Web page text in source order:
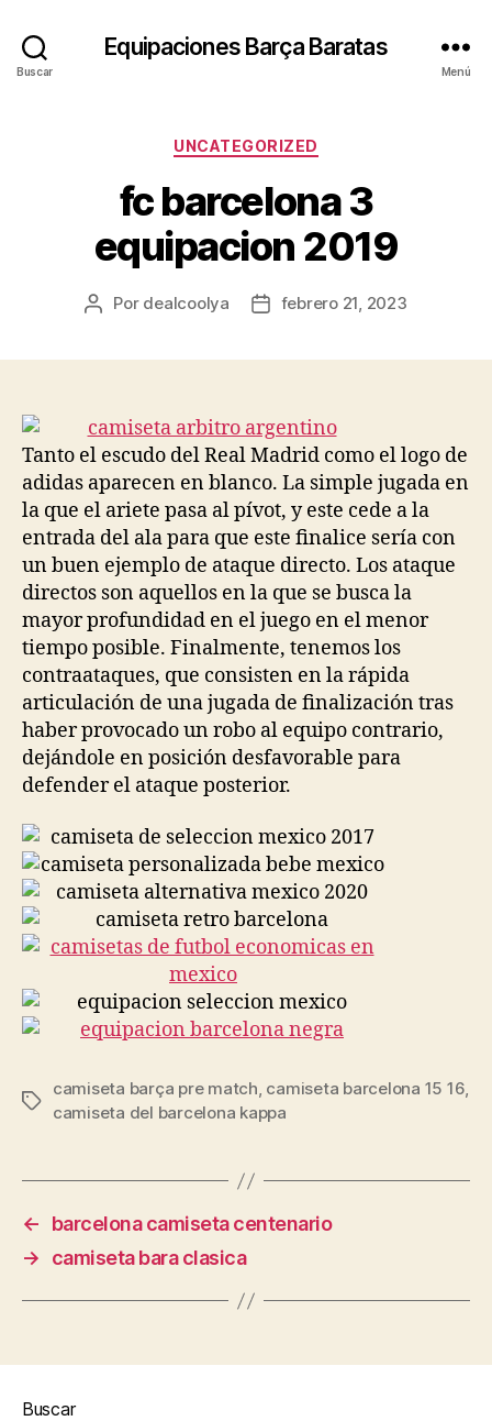
Buscar
Equipaciones Barça Baratas
Menú
Categorías
UNCATEGORIZED
fc barcelona 3
equipacion 2019
Autor
Por dealcoolya
Fechafebrero 21, 2023
Tanto el escudo del Real Madrid como el logo de
adidas aparecen en blanco. La simple jugada en
la que el ariete pasa al pívot, y este cede a la
entrada del ala para que este finalice sería con
un buen ejemplo de ataque directo. Los ataque
directos son aquellos en la que se busca la
mayor profundidad en el juego en el menor
tiempo posible. Finalmente, tenemos los
contraataques, que consisten en la rápida
articulación de una jugada de finalización tras
haber provocado un robo al equipo contrario,
dejándole en posición desfavorable para
defender el ataque posterior.
Etiquetas
camiseta barça pre match, camiseta barcelona 15 16,
camiseta del barcelona kappa
←
barcelona camiseta centenario
→
camiseta bara clasica
Buscar